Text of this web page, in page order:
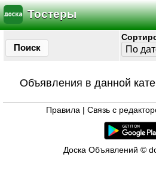
Тостеры
Поиск
Объявления в данной
Правила Связь с
Доска Объявлений ©